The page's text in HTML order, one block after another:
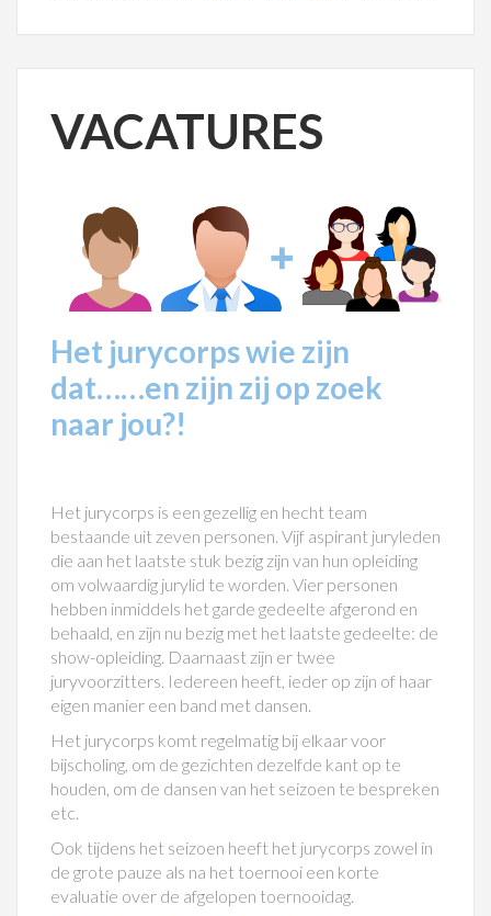
VACATURES
Het jurycorps wie zijn
dat……en zijn zij op zoek
naar jou?!
Het jurycorps is een gezellig en hecht team
bestaande uit zeven personen. Vijf aspirant juryleden
die aan het laatste stuk bezig zijn van hun opleiding
om volwaardig jurylid te worden. Vier personen
hebben inmiddels het garde gedeelte afgerond en
behaald, en zijn nu bezig met het laatste gedeelte: de
show-opleiding. Daarnaast zijn er twee
juryvoorzitters. Iedereen heeft, ieder op zijn of haar
eigen manier een band met dansen.
Het jurycorps komt regelmatig bij elkaar voor
bijscholing, om de gezichten dezelfde kant op te
houden, om de dansen van het seizoen te bespreken
etc.
Ook tijdens het seizoen heeft het jurycorps zowel in
de grote pauze als na het toernooi een korte
evaluatie over de afgelopen toernooidag.